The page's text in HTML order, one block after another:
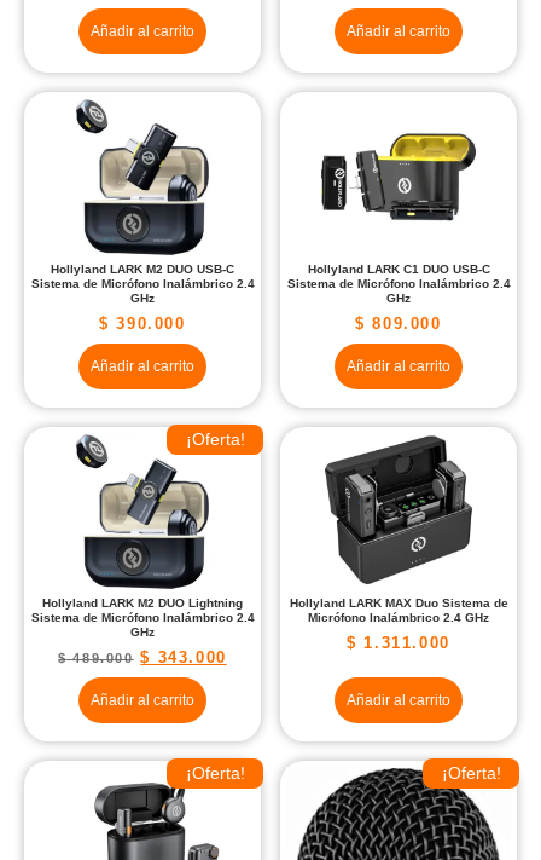
Añadir al carrito Añadir al carrito
Hollyland LARK M2 DUO USB-C
Sistema de Micrófono Inalámbrico 2.4
GHz
$ 390.000
Añadir al carrito
Hollyland LARK C1 DUO USB-C
Sistema de Micrófono Inalámbrico 2.4
GHz
$ 809.000
Añadir al carrito
¡Oferta!
Hollyland LARK M2 DUO Lightning
Sistema de Micrófono Inalámbrico 2.4
GHz
$489.000 $ 343.000
Añadir al carrito
Hollyland LARK MAX Duo Sistema de
Micrófono Inalámbrico 2.4 GHz
$ 1.311.000
Añadir al carrito
¡Oferta! ¡Oferta!